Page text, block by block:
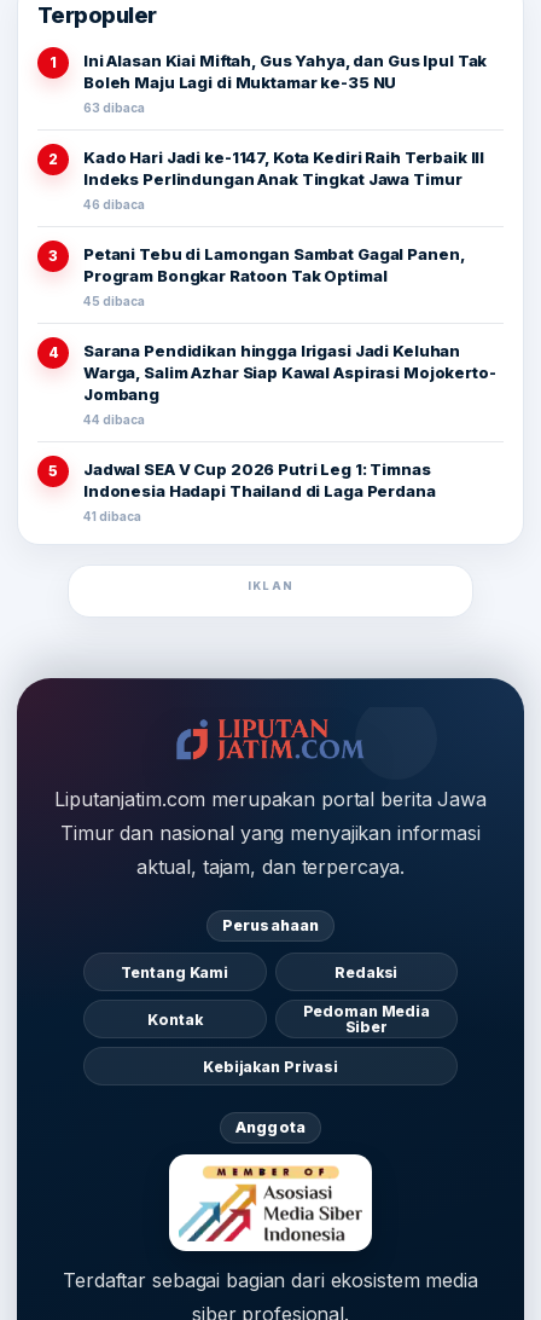
Terpopuler
1
Ini Alasan Kiai Miftah, Gus Yahya, dan Gus Ipul Tak
Boleh Maju Lagi di Muktamar ke-35 NU
63 dibaca
2
Kado Hari Jadi ke-1147, Kota Kediri Raih Terbaik III
Indeks Perlindungan Anak Tingkat Jawa Timur
46 dibaca
3
Petani Tebu di Lamongan Sambat Gagal Panen,
Program Bongkar Ratoon Tak Optimal
45 dibaca
4
Sarana Pendidikan hingga Irigasi Jadi Keluhan
Warga, Salim Azhar Siap Kawal Aspirasi Mojokerto-
Jombang
44 dibaca
5
Jadwal SEA V Cup 2026 Putri Leg 1: Timnas
Indonesia Hadapi Thailand di Laga Perdana
41 dibaca
IKLAN
Liputanjatim.com merupakan portal berita Jawa
Timur dan nasional yang menyajikan informasi
aktual, tajam, dan terpercaya.
Perusahaan
Tentang Kami Redaksi
Kontak
Pedoman Media
Siber
Kebijakan Privasi
Anggota
Terdaftar sebagai bagian dari ekosistem media
siber profesional.